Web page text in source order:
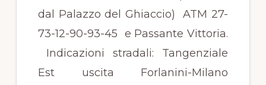
dal Palazzo del Ghiaccio) ATM 27-
73-12-90-93-45 e Passante Vittoria.
Indicazioni stradali: Tangenziale
Est uscita Forlanini-Milano